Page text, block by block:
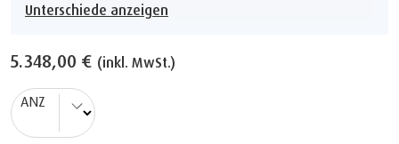
Unterschiede anzeigen
5.348,00 € (inkl. MwSt.)
ANZ